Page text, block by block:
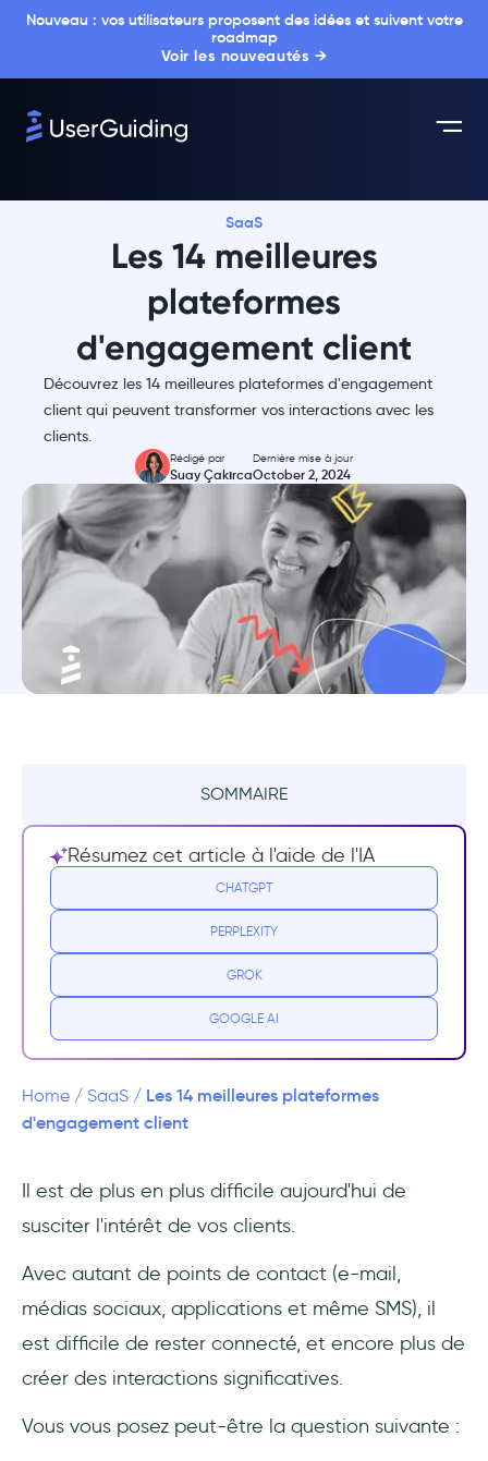
Nouveau : vos utilisateurs proposent des idées et suivent votre
roadmap
Voir les nouveautés →
SaaS
Les 14 meilleures
plateformes
d'engagement client
Découvrez les 14 meilleures plateformes d'engagement
client qui peuvent transformer vos interactions avec les
clients.
Rédigé par
Suay Çakırca
Dernière mise à jour
October 2, 2024
SOMMAIRE
Résumé
Qu'est-ce qu'une plateforme d'engagement
client ?
1- UserGuiding : Solutions ciblées et
2- Pendo : Amélioration de l'engagement des
3- Adobe Experience Cloud : Une vision
holistique du parcours client
4- HubSpot : Plateforme tout-en-un de
marketing, de vente et de services
5- Salesforce : Connu pour son CRM, il offre
une suite CEP robuste
6- Intercom : Offre des fonctionnalités de
Résumez cet article à l'aide de l'IA
CHATGPT
PERPLEXITY
GROK
GOOGLE AI
Home / SaaS / Les 14 meilleures plateformes
d'engagement client
Il est de plus en plus difficile aujourd'hui de
susciter l'intérêt de vos clients.
Avec autant de points de contact (e-mail,
médias sociaux, applications et même SMS), il
est difficile de rester connecté, et encore plus de
créer des interactions significatives.
Vous vous posez peut-être la question suivante :